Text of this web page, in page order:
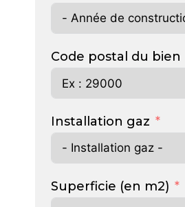
Code postal du bien
Installation gaz
Superficie (en m2)